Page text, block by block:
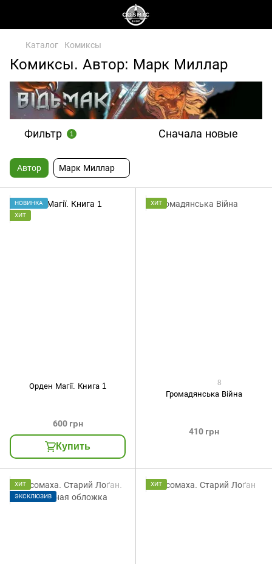
Каталог Комиксы
Комиксы. Автор: Марк Миллар
Фильтр 1 Сначала новые
Автор Марк Миллар
НОВИНКА
ХИТ
Орден Магії. Книга 1
600 грн
Купить
ХИТ
8
Громадянська Війна
410 грн
ХИТ
ЭКСКЛЮЗИВ
ХИТ